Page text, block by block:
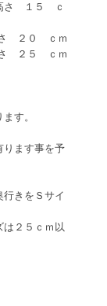
さ １５ ｃ
２０ ｃｍ
２５ ｃｍ
す。
す事を予
をＳサイ
５ｃｍ以